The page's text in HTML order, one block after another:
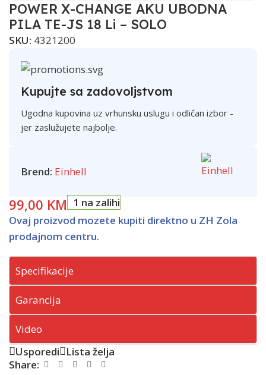
POWER X-CHANGE AKU UBODNA
PILA TE-JS 18 Li – SOLO
SKU: 4321200
Kupujte sa zadovoljstvom
Ugodna kupovina uz vrhunsku uslugu i odličan izbor -
jer zaslužujete najbolje.
Brend: Einhell
99,00 KM
1 na zalihi
Ovaj proizvod mozete kupiti direktno u ZH Zola
prodajnom centru.
Specifikacije
Garancija
Video
Usporedi
Lista želja
Share: